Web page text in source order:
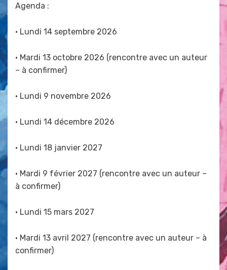
Agenda :
• Lundi 14 septembre 2026
• Mardi 13 octobre 2026 (rencontre avec un auteur
– à confirmer)
• Lundi 9 novembre 2026
• Lundi 14 décembre 2026
• Lundi 18 janvier 2027
• Mardi 9 février 2027 (rencontre avec un auteur –
à confirmer)
• Lundi 15 mars 2027
• Mardi 13 avril 2027 (rencontre avec un auteur – à
confirmer)